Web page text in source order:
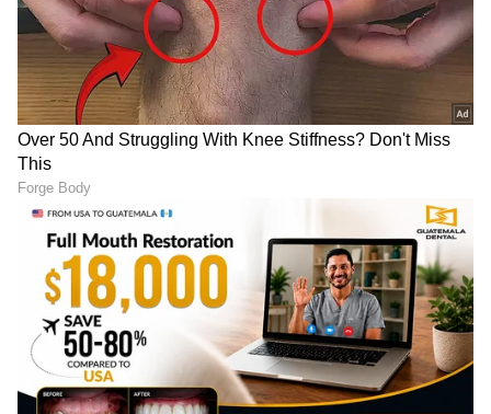
ರಾಜಕೀಯ- ಸಿನಿಮಾ ಬೇರೆ?
ತ್ರಿಶಾ ಈಗಾಗಲೇ ರಜನಿಕಾಂತ್ ಜೊತೆ 'ಪೆಟ್ಟಾ' ಮತ್ತು ಕಮಲ್
ಹಾಸನ್ ಜೊತೆ 'ಮನ್ಮಧನ್ ಅಂಬು'ನಂತಹ ಹಿಟ್ ಚಿತ್ರಗಳನ್ನು
ನೀಡಿದ್ದಾರೆ. ಈ ಬಾರಿಯೂ ಅವರು ದೊಡ್ಡ ವೇದಿಕೆಯನ್ನು
ಆಯ್ಕೆ ಮಾಡಿಕೊಂಡಿದ್ದಾರೆ. ತ್ರಿಶಾ ಅವರು ವಿಜಯ್ ವಿರುದ್ಧ
ರಾಜಕೀಯವಾಗಿ ಸ್ಪರ್ಧಿಸುತ್ತಿಲ್ಲವಾದರೂ, ಸ್ಟಾಲಿನ್
ಕುಟುಂಬದ ಸಿನಿಮಾದಲ್ಲಿ ಭಾಗಿಯಾಗುತ್ತಿರುವುದು ರಾಜಕೀಯ
ವಲಯದಲ್ಲಿ ಚರ್ಚೆಗೆ ಗ್ರಾಸವಾಗಿದೆ.